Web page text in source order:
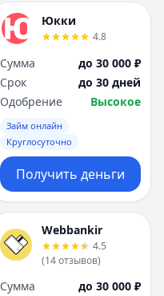
Юкки
4.8
Сумма
до 30 000 ₽
Срок
до 30 дней
Одобрение
Высокое
Займ онлайн
Круглосуточно
Получить деньги
Webbankir
4.5
(14отзывов)
Сумма
до 30 000 ₽